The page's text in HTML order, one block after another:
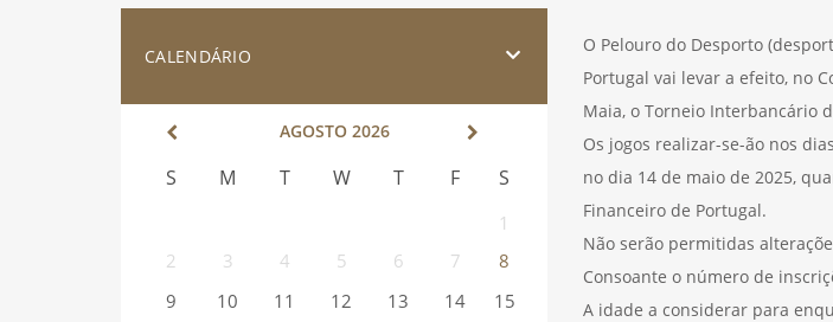
CALENDÁRIO
AGOSTO 2026
S M T W T F S
1
2
3 4 5 6 7
8
9
10 11 12 13 14
15
O Pelouro do Desporto
Portugal vai levar a efeito, no
Maia, o Torneio Interbancário
Os jogos realizar-se-ão nos
no dia 14 de maio de 2025,
Financeiro de Portugal.
Não serão permitidas
Consoante o número de
A idade a considerar para